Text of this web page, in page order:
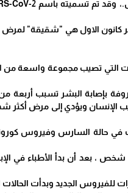
منذ بدء تفشي المرض في ديسمبر كانون الاول
التي تصيب مجموعة واسعة من
بإصابة البشر تسبب أربعة
جديدين يمكن أن يصيب الإنسان ويؤدي إلى
حالة السارس وفيروس كورونا